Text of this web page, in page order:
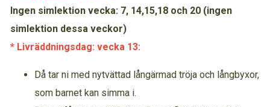
Ingen simlektion vecka: 7, 14,15,18 och 20 (ingen
simlektion dessa veckor)
* Livräddningsdag: vecka 13:
Då tar ni med nytvättad långärmad tröja och långbyxor,
som barnet kan simma i.